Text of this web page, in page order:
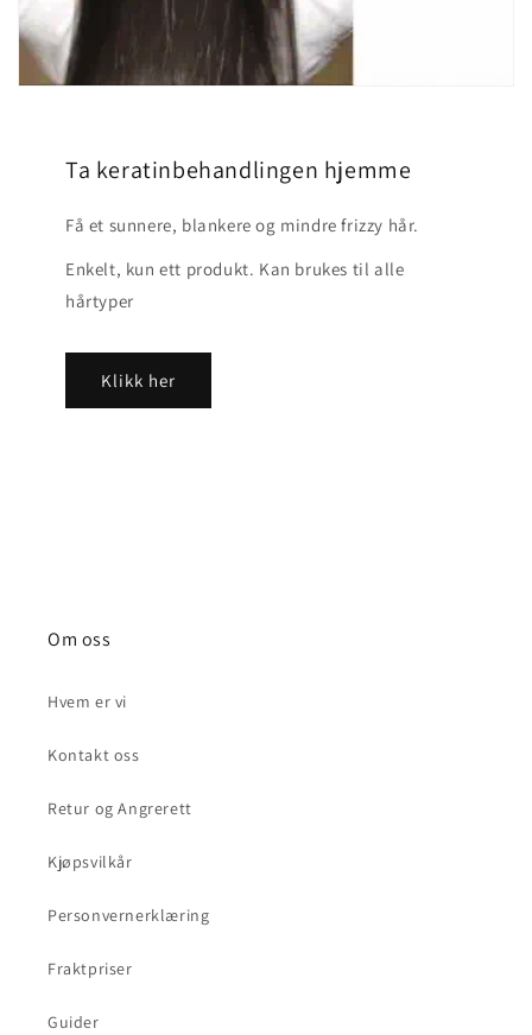
Ta keratinbehandlingen hjemme
Få et sunnere, blankere og mindre frizzy hår.
Enkelt, kun ett produkt. Kan brukes til alle
hårtyper
Klikk her
Om oss
Hvem er vi
Kontakt oss
Retur og Angrerett
Kjøpsvilkår
Personvernerklæring
Fraktpriser
Guider